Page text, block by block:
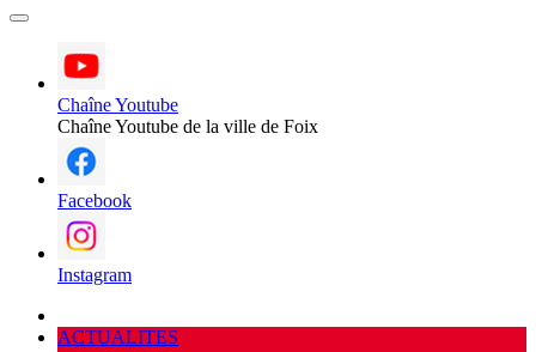
MENU
Chaîne Youtube
Chaîne Youtube de la ville de Foix
Facebook
Instagram
ACTUALITES